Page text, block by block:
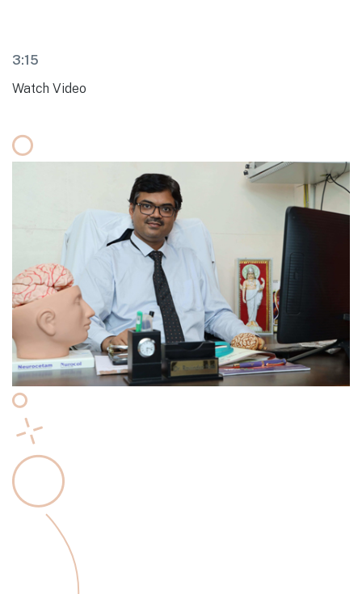
3:15
Watch Video